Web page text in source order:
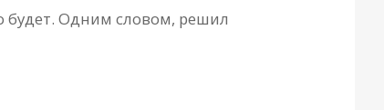
будет. Одним словом, решил